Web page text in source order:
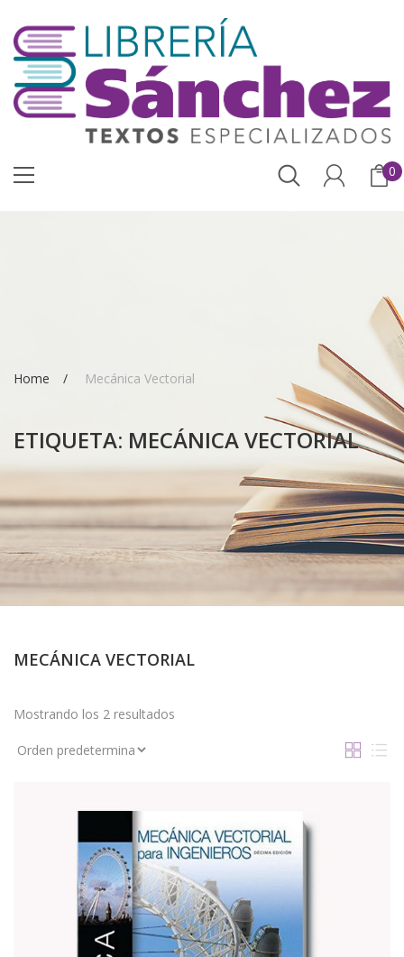
0
Home Mecánica Vectorial
ETIQUETA: MECÁNICA VECTORIAL
MECÁNICA VECTORIAL
Mostrando los 2 resultados